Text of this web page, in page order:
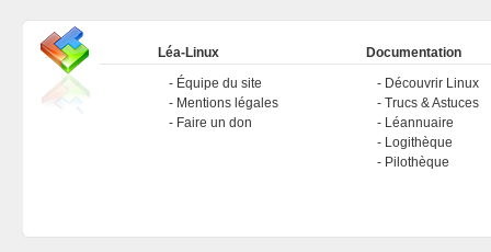
Léa-Linux
Équipe du site
Mentions légales
Faire un don
Documentation
Découvrir Linux
Trucs & Astuces
Léannuaire
Logithèque
Pilothèque